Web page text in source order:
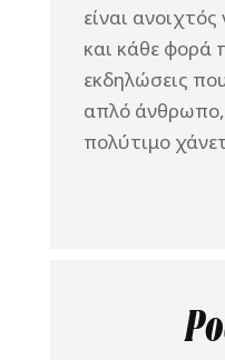
είναι ανοιχτός
και κάθε φορά
εκδηλώσεις
απλό
πολύτιμο